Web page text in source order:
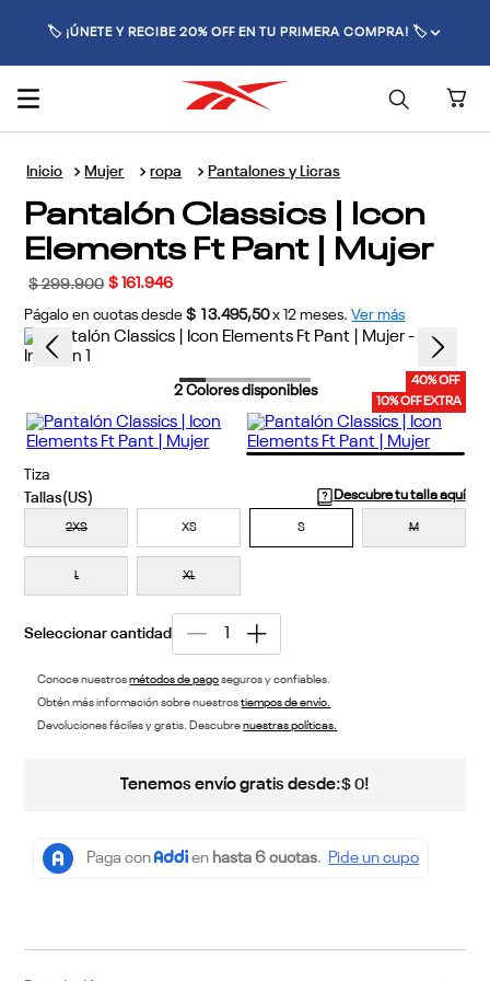
🏷️ ¡ÚNETE Y RECIBE 20% OFF EN TU PRIMERA COMPRA! 🏷️
Mujer ropa Pantalones y Licras
Pantalón Classics | Icon
Elements Ft Pant | Mujer
$ 299.900 $ 161 .946
Págalo en cuotas desde $ 13.495,50 x 12 meses. Ver más
40% OFF
10% OFF EXTRA
2Colores disponibles
Tiza
Descubre tu talla aquí
2XS XS S M
L XL
Conoce nuestrosmétodos de pagoseguros y confiables.
Obtén más información sobre nuestrostiempos de envío.
Devoluciones fáciles y gratis. Descubrenuestras políticas.
Tenemos envío gratis desde:$ 0!